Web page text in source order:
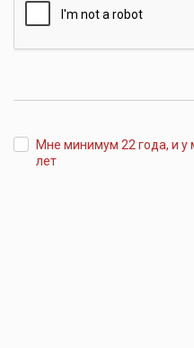
Мне минимум 22 года, и
лет